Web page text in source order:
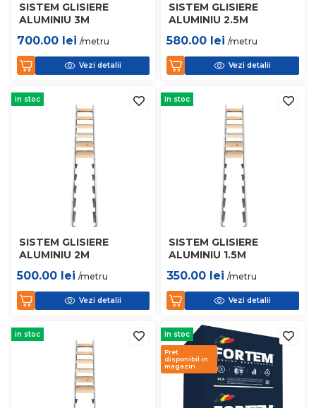
SISTEM GLISIERE
ALUMINIU 3M
700.00 lei /metru
Vezi detalii
SISTEM GLISIERE
ALUMINIU 2.5M
580.00 lei /metru
Vezi detalii
in stoc
SISTEM GLISIERE
ALUMINIU 2M
500.00 lei /metru
Vezi detalii
in stoc
SISTEM GLISIERE
ALUMINIU 1.5M
350.00 lei /metru
Vezi detalii
in stoc in stoc
Pret
disponibil in
magazin